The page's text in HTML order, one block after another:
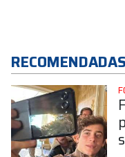
RECOMENDADAS